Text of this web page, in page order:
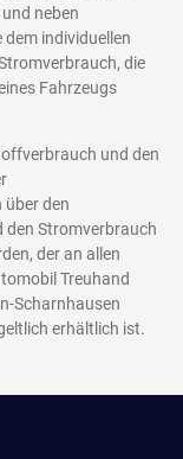
neben
individuellen
die
Fahrzeugs
und den
über den
den Stromverbrauch
der an allen
Treuhand
Scharnhausen
erhältlich ist.